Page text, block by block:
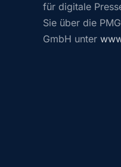
für digitale
Sie über die
GmbH unter